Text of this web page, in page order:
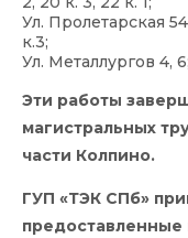
Ул. Пролетарская
к.3;
Ул. Металлургов 4, 6;
Эти работы
магистральных
части Колпино.
ГУП «ТЭК СПб»
предоставленные